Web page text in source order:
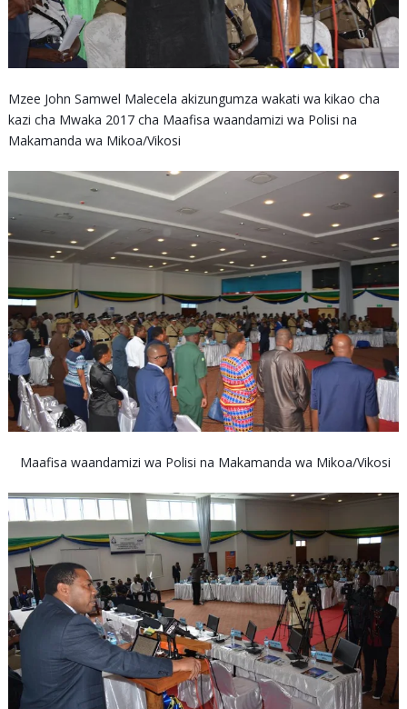
Mzee John Samwel Malecela akizungumza wakati wa kikao cha
kazi cha Mwaka 2017 cha Maafisa waandamizi wa Polisi na
Makamanda wa Mikoa/Vikosi
Maafisa waandamizi wa Polisi na Makamanda wa Mikoa/Vikosi